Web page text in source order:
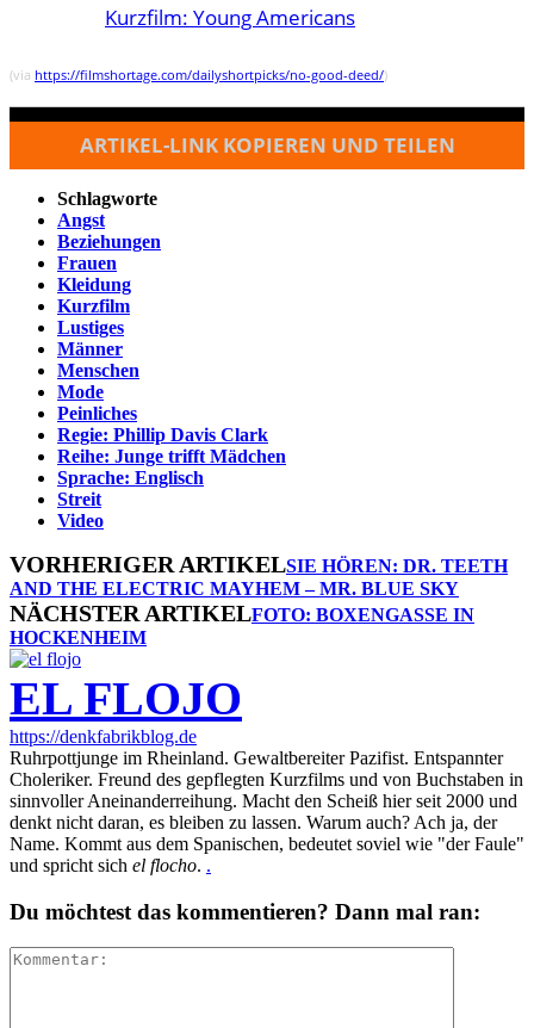
Kurzfilm: Young Americans
(via https://filmshortage.com/dailyshortpicks/no-good-deed/)
ARTIKEL-LINK KOPIEREN UND TEILEN
Schlagworte
Angst
Beziehungen
Frauen
Kleidung
Kurzfilm
Lustiges
Männer
Menschen
Mode
Peinliches
Regie: Phillip Davis Clark
Reihe: Junge trifft Mädchen
Sprache: Englisch
Streit
Video
VORHERIGER ARTIKELSIE HÖREN: DR. TEETH
AND THE ELECTRIC MAYHEM – MR. BLUE SKY
NÄCHSTER ARTIKELFOTO: BOXENGASSE IN
HOCKENHEIM
EL FLOJO
https://denkfabrikblog.de
Ruhrpottjunge im Rheinland. Gewaltbereiter Pazifist. Entspannter
Choleriker. Freund des gepflegten Kurzfilms und von Buchstaben in
sinnvoller Aneinanderreihung. Macht den Scheiß hier seit 2000 und
denkt nicht daran, es bleiben zu lassen. Warum auch? Ach ja, der
Name. Kommt aus dem Spanischen, bedeutet soviel wie "der Faule"
und spricht sich el flocho. .
Du möchtest das kommentieren? Dann mal ran: